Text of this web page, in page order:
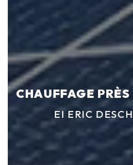
CHAUFFAGE
EI ERIC